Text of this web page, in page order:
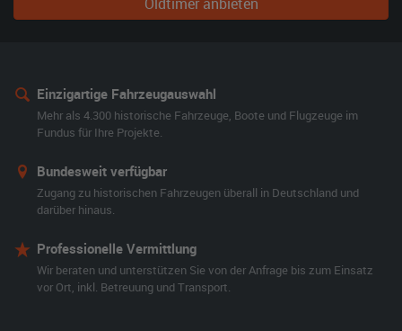
Einzigartige Fahrzeugauswahl
Mehr als 4.300 historische Fahrzeuge, Boote und Flugzeuge im
Fundus für Ihre Projekte.
Bundesweit verfügbar
Zugang zu historischen Fahrzeugen überall in Deutschland und
darüber hinaus.
Professionelle Vermittlung
Wir beraten und unterstützen Sie von der Anfrage bis zum Einsatz
vor Ort, inkl. Betreuung und Transport.